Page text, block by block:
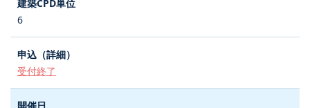
6
受付終了